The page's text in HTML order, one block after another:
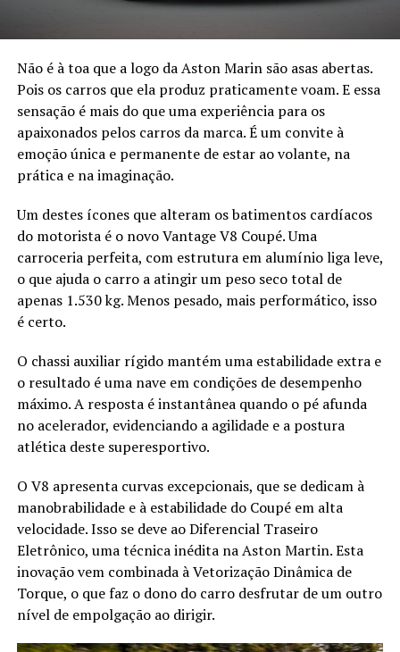
Não é à toa que a logo da Aston Marin são asas abertas.
Pois os carros que ela produz praticamente voam. E essa
sensação é mais do que uma experiência para os
apaixonados pelos carros da marca. É um convite à
emoção única e permanente de estar ao volante, na
prática e na imaginação.
Um destes ícones que alteram os batimentos cardíacos
do motorista é o novo Vantage V8 Coupé. Uma
carroceria perfeita, com estrutura em alumínio liga leve,
o que ajuda o carro a atingir um peso seco total de
apenas 1.530 kg. Menos pesado, mais performático, isso
é certo.
O chassi auxiliar rígido mantém uma estabilidade extra e
o resultado é uma nave em condições de desempenho
máximo. A resposta é instantânea quando o pé afunda
no acelerador, evidenciando a agilidade e a postura
atlética deste superesportivo.
O V8 apresenta curvas excepcionais, que se dedicam à
manobrabilidade e à estabilidade do Coupé em alta
velocidade. Isso se deve ao Diferencial Traseiro
Eletrônico, uma técnica inédita na Aston Martin. Esta
inovação vem combinada à Vetorização Dinâmica de
Torque, o que faz o dono do carro desfrutar de um outro
nível de empolgação ao dirigir.